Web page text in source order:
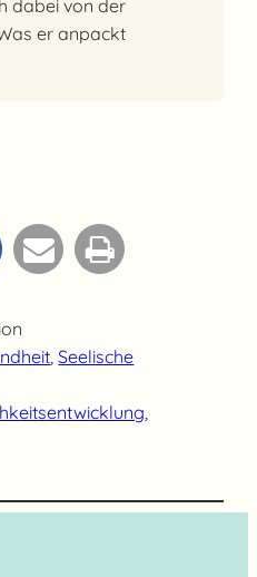
dabei von der
er anpackt
, Seelische